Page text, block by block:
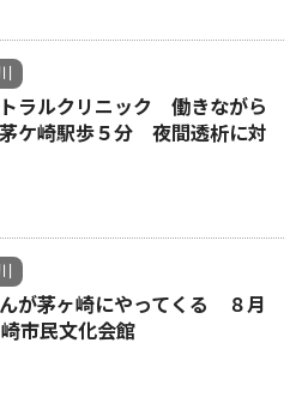
ラルクリニック 働きながら
ケ崎駅歩５分 夜間透析に対
が茅ヶ崎にやってくる ８月
市民文化会館